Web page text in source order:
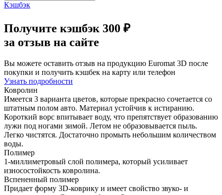
Кэшбэк
Получите кэшбэк 300 ₽
за отзыв на сайте
Вы можете оставить отзыв на продукцию Euromat 3D после
покупки и получить кэшбек на карту или телефон
Узнать подробности
Ковролин
Имеется 3 варианта цветов, которые прекрасно сочетается со
штатным полом авто. Материал устойчив к истиранию.
Короткий ворс впитывает воду, что препятствует образованию
лужи под ногами зимой. Летом не образовывается пыль.
Легко чистятся. Достаточно промыть небольшим количеством
воды.
Полимер
1-миллиметровый слой полимера, который усиливает
износостойкость ковролина.
Вспененный полимер
Придает форму 3D-коврику и имеет свойство звуко- и